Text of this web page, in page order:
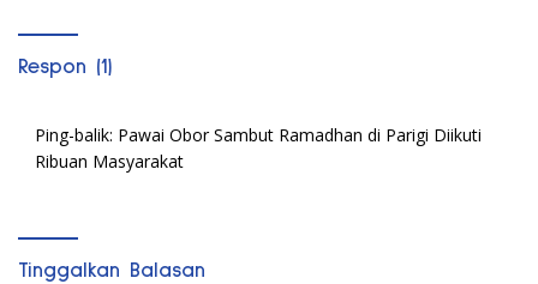
Respon (1)
Ping-balik: Pawai Obor Sambut Ramadhan di Parigi Diikuti
Ribuan Masyarakat
Tinggalkan Balasan